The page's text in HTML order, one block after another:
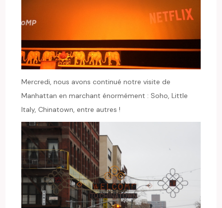
Mercredi, nous avons continué notre visite de
Manhattan en marchant énormément : Soho, Little
Italy, Chinatown, entre autres !